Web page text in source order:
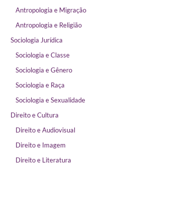
Antropologia e Migração
Antropologia e Religião
Sociologia Jurídica
Sociologia e Classe
Sociologia e Gênero
Sociologia e Raça
Sociologia e Sexualidade
Direito e Cultura
Direito e Audiovisual
Direito e Imagem
Direito e Literatura